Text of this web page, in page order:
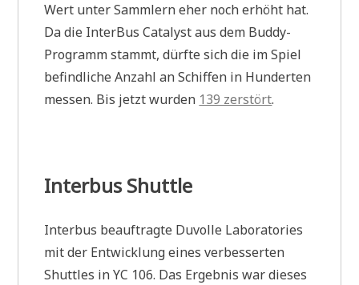
Wert unter Sammlern eher noch erhöht hat.
Da die InterBus Catalyst aus dem Buddy-
Programm stammt, dürfte sich die im Spiel
befindliche Anzahl an Schiffen in Hunderten
messen. Bis jetzt wurden 139 zerstört.
Interbus Shuttle
Interbus beauftragte Duvolle Laboratories
mit der Entwicklung eines verbesserten
Shuttles in YC 106. Das Ergebnis war dieses